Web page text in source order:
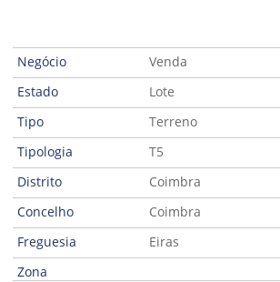
Negócio
Venda
Estado
Lote
Tipo
Terreno
Tipologia
T5
Distrito
Coimbra
Concelho
Coimbra
Freguesia
Eiras
Zona